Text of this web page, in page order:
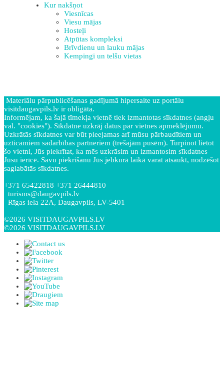
Kur nakšņot
Viesnīcas
Viesu mājas
Hosteļi
Atpūtas kompleksi
Brīvdienu un lauku mājas
Kempingi un telšu vietas
Materiālu pārpublicēšanas gadījumā hipersaite uz portālu
visitdaugavpils.lv ir obligāta.
Informējam, ka šajā tīmekļa vietnē tiek izmantotas sīkdatnes (angļu
val. "cookies"). Sīkdatne uzkrāj datus par vietnes apmeklējumu.
Uzkrātās sīkdatnes var būt pieejamas arī mūsu pārbaudītiem un
uzticamiem sadarbības partneriem (trešajām pusēm). Turpinot lietot
šo vietni, Jūs piekrītat, ka mēs uzkrāsim un izmantosim sīkdatnes
Jūsu ierīcē. Savu piekrišanu Jūs jebkurā laikā varat atsaukt, nodzēšot
saglabātās sīkdatnes.
+371 65422818 +371 26444810
turisms@daugavpils.lv
Rīgas iela 22A, Daugavpils, LV-5401
©2026 VISITDAUGAVPILS.LV
©2026 VISITDAUGAVPILS.LV